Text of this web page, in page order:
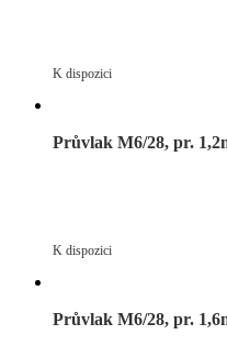
K dispozici
Průvlak M6/28, pr.
K dispozici
Průvlak M6/28, pr.